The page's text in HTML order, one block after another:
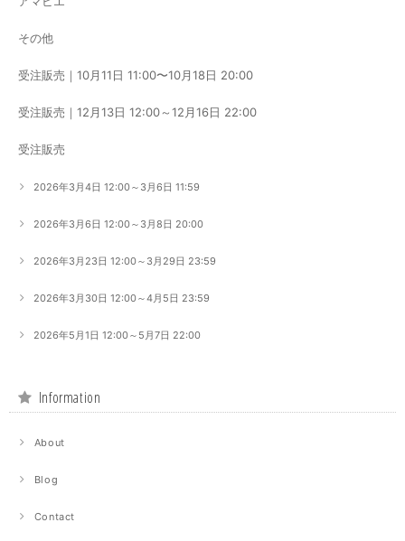
その他
受注販売｜10月11日 11:00〜10月18日 20:00
受注販売｜12月13日 12:00～12月16日 22:00
受注販売
2026年3月4日 12:00～3月6日 11:59
2026年3月6日 12:00～3月8日 20:00
2026年3月23日 12:00～3月29日 23:59
2026年3月30日 12:00～4月5日 23:59
2026年5月1日 12:00～5月7日 22:00
Information
About
Blog
Contact